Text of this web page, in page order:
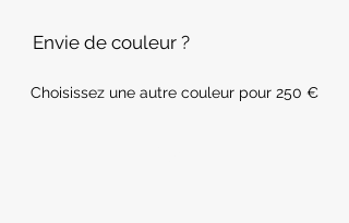
Envie de couleur ?
Choisissez une autre couleur pour 250 €